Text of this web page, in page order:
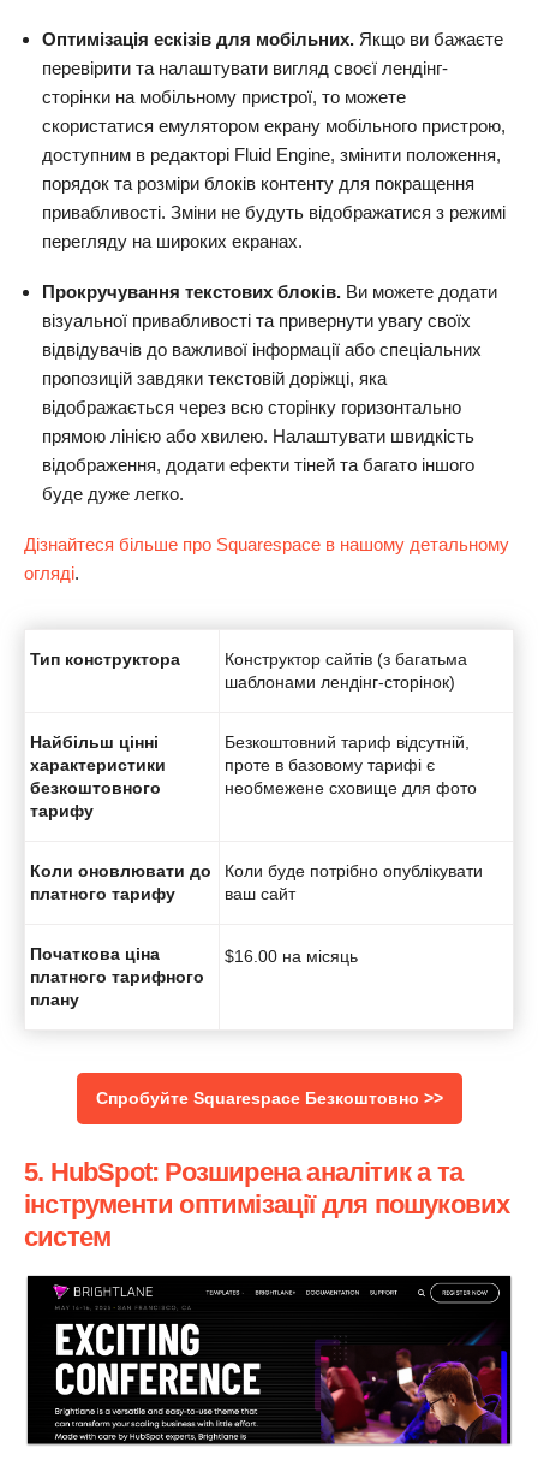
Оптимізація ескізів для мобільних. Якщо ви бажаєте
перевірити та налаштувати вигляд своєї лендінг-
сторінки на мобільному пристрої, то можете
скористатися емулятором екрану мобільного пристрою,
доступним в редакторі Fluid Engine, змінити положення,
порядок та розміри блоків контенту для покращення
привабливості. Зміни не будуть відображатися з режимі
перегляду на широких екранах.
Прокручування текстових блоків. Ви можете додати
візуальної привабливості та привернути увагу своїх
відвідувачів до важливої інформації або спеціальних
пропозицій завдяки текстовій доріжці, яка
відображається через всю сторінку горизонтально
прямою лінією або хвилею. Налаштувати швидкість
відображення, додати ефекти тіней та багато іншого
буде дуже легко.
Дізнайтеся більше про Squarespace в нашому детальному
огляді.
Тип конструктора
Конструктор сайтів (з багатьма
шаблонами лендінг-сторінок)
Найбільш цінні
характеристики
безкоштовного
тарифу
Безкоштовний тариф відсутній,
проте в базовому тарифі є
необмежене сховище для фото
Коли оновлювати до
платного тарифу
Коли буде потрібно опублікувати
ваш сайт
Початкова ціна
платного тарифного
плану
$16.00 на місяць
Спробуйте Squarespace Безкоштовно >>
5. HubSpot: Розширена аналітик а та
інструменти оптимізації для пошукових
систем